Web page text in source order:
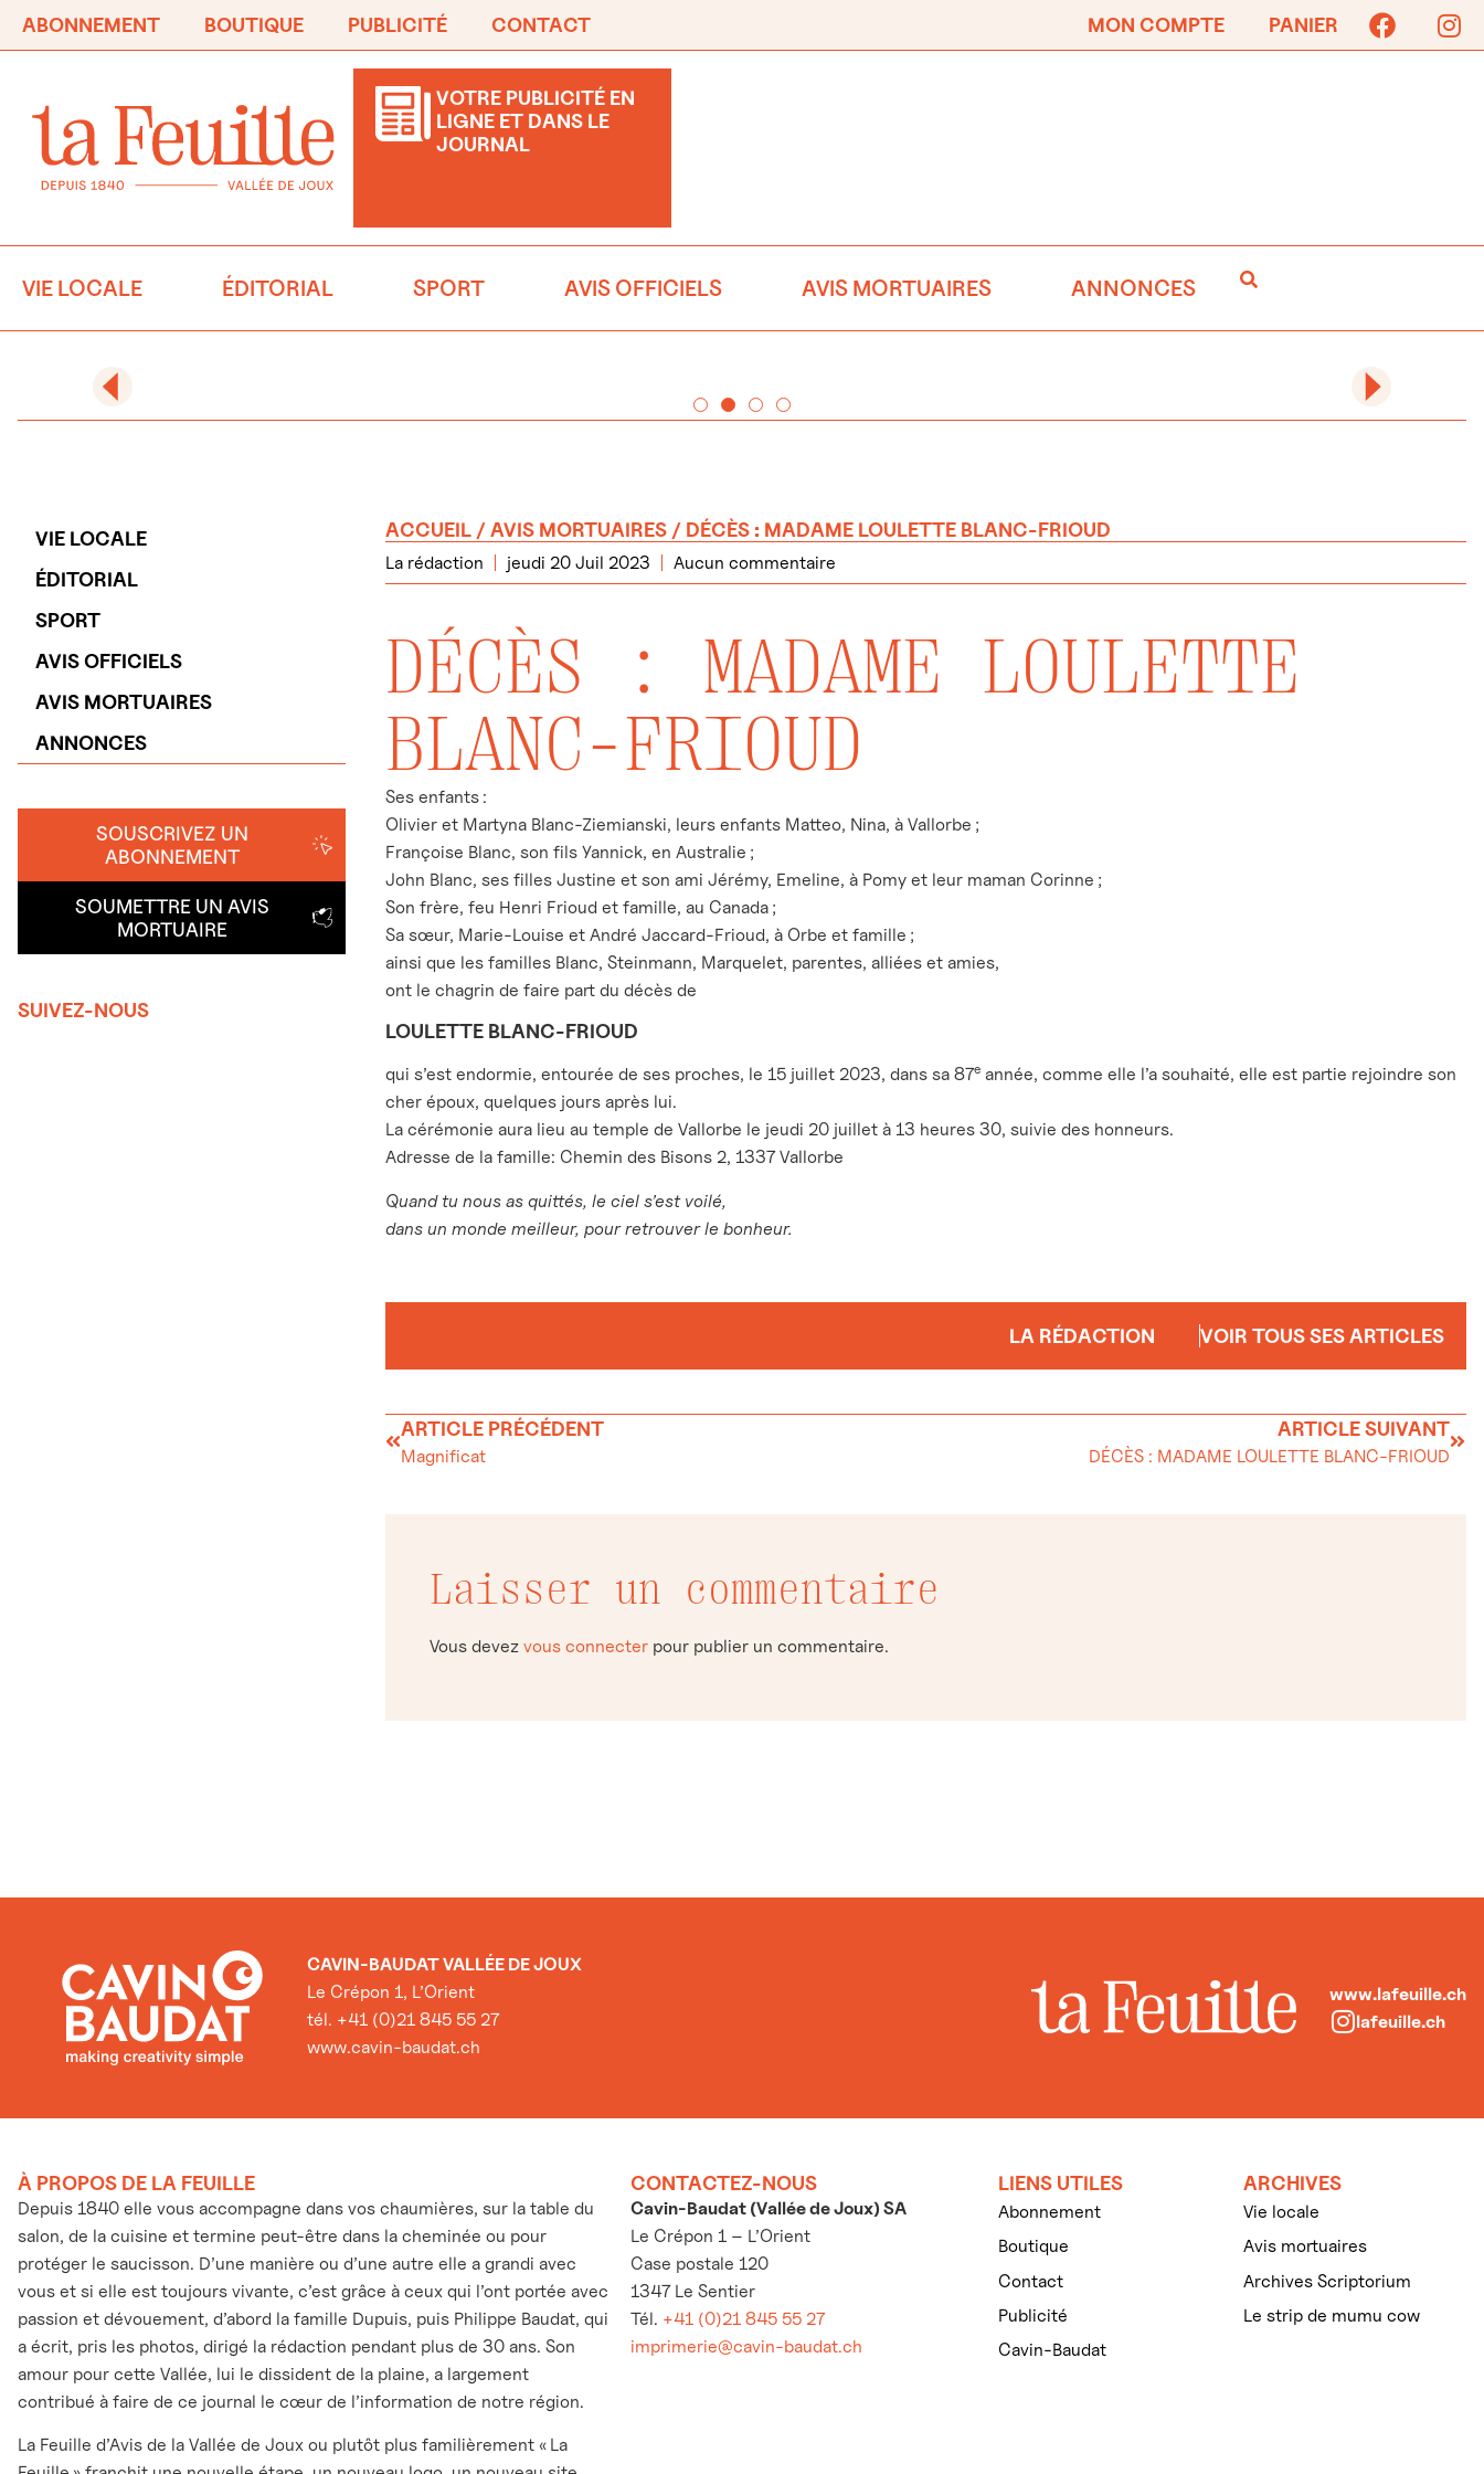
ABONNEMENT BOUTIQUE PUBLICITÉ CONTACT MON COMPTE PANIER
VOTRE PUBLICITÉ EN
LIGNE ET DANS LE
JOURNAL
VIE LOCALE ÉDITORIAL SPORT AVIS OFFICIELS AVIS MORTUAIRES ANNONCES
VIE LOCALE
ÉDITORIAL
SPORT
AVIS OFFICIELS
AVIS MORTUAIRES
ANNONCES
SOUSCRIVEZ UN
ABONNEMENT
SOUMETTRE UN AVIS
MORTUAIRE
SUIVEZ-NOUS
ACCUEIL /AVIS MORTUAIRES / DÉCÈS : MADAME LOULETTE BLANC-FRIOUD
La rédaction jeudi 20 Juil 2023 Aucun commentaire
DÉCÈS : MADAME LOULETTE
BLANC-FRIOUD
Ses enfants :
Olivier et Martyna Blanc-Ziemianski, leurs enfants Matteo, Nina, à Vallorbe ;
Françoise Blanc, son fils Yannick, en Australie ;
John Blanc, ses filles Justine et son ami Jérémy, Emeline, à Pomy et leur maman Corinne ;
Son frère, feu Henri Frioud et famille, au Canada ;
Sa sœur, Marie-Louise et André Jaccard-Frioud, à Orbe et famille ;
ainsi que les familles Blanc, Steinmann, Marquelet, parentes, alliées et amies,
ont le chagrin de faire part du décès de
LOULETTE BLANC-FRIOUD
qui s’est endormie, entourée de ses proches, le 15 juillet 2023, dans sa 87e année, comme elle l’a souhaité, elle est partie rejoindre son
cher époux, quelques jours après lui.
La cérémonie aura lieu au temple de Vallorbe le jeudi 20 juillet à 13 heures 30, suivie des honneurs.
Adresse de la famille: Chemin des Bisons 2, 1337 Vallorbe
Quand tu nous as quittés, le ciel s’est voilé,
dans un monde meilleur, pour retrouver le bonheur.
LA RÉDACTION VOIR TOUS SES ARTICLES
ARTICLE PRÉCÉDENT
Magnificat
ARTICLE SUIVANT
DÉCÈS : MADAME LOULETTE BLANC-FRIOUD
Laisser un commentaire
Vous devez vous connecter pour publier un commentaire.
CAVIN-BAUDAT VALLÉE DE JOUX
Le Crépon 1, L’Orient
tél. +41 (0)21 845 55 27
www.cavin-baudat.ch
www.lafeuille.ch
lafeuille.ch
À PROPOS DE LA FEUILLE
Depuis 1840 elle vous accompagne dans vos chaumières, sur la table du
salon, de la cuisine et termine peut-être dans la cheminée ou pour
protéger le saucisson. D’une manière ou d’une autre elle a grandi avec
vous et si elle est toujours vivante, c’est grâce à ceux qui l’ont portée avec
passion et dévouement, d’abord la famille Dupuis, puis Philippe Baudat, qui
a écrit, pris les photos, dirigé la rédaction pendant plus de 30 ans. Son
amour pour cette Vallée, lui le dissident de la plaine, a largement
contribué à faire de ce journal le cœur de l’information de notre région.
La Feuille d’Avis de la Vallée de Joux ou plutôt plus familièrement « La
CONTACTEZ-NOUS
Cavin-Baudat (Vallée de Joux) SA
Le Crépon 1 – L’Orient
Case postale 120
1347 Le Sentier
Tél. +41 (0)21 845 55 27
imprimerie@cavin-baudat.ch
LIENS UTILES
Abonnement
Boutique
Contact
Publicité
Cavin-Baudat
ARCHIVES
Vie locale
Avis mortuaires
Archives Scriptorium
Le strip de mumu cow